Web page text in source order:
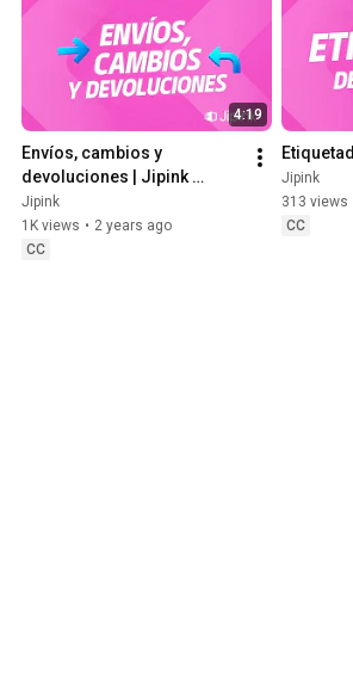
4:19
Envíos, cambios y
devoluciones | Jipink
Academy
Jipink
1K views • 2 years ago
CC
Jipink
313 views
CC